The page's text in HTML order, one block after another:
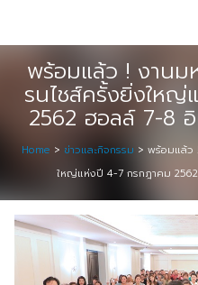
Event & Exhibition
intro
Media Solution
Seminar Service Solution
Trading & E-Commerce
ข้อมูลบริษัท
พร้อมแล้ว ! งานม
รนไชส์ครั้งยิ่งให
2562 ฮอลล์ 7-8
Home > ข่าวและกิจกรรม > พร้อมแล้ว
ใหญ่แห่งปี 4-7 กรกฎาคม